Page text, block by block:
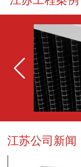
江苏公司新闻